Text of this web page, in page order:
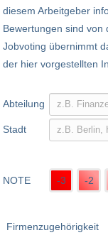
diesem Arbeitgeber
Bewertungen sind von
Jobvoting übernimmt
der hier vorgestellten
Abteilung
Stadt
NOTE -3 -2
Firmenzugehörigkeit